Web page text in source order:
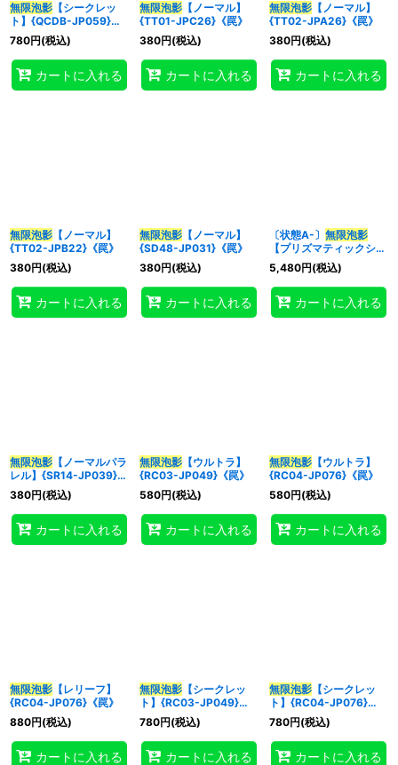
無限泡影 【シークレッ
ト】{QCDB-JP059}
《罠》
780円(税込)
カートに入れる
無限泡影【ノーマル】
{TT01-JPC26}《罠》
380円(税込)
カートに入れる
無限泡影【ノーマル】
{TT02-JPA26}《罠》
380円(税込)
カートに入れる
無限泡影 【ノーマル】
{TT02-JPB22}《罠》
380円(税込)
カートに入れる
無限泡影【ノーマル】
{SD48-JP031}《罠》
380円(税込)
カートに入れる
〔状態A-〕 無限泡影
【プリズマティックシー
クレット】{STSP-
JP010}《罠》
5,480円(税込)
カートに入れる
無限泡影 【ノーマルパラ
レル】{SR14-JP039}
《罠》
380円(税込)
カートに入れる
無限泡影【ウルトラ】
{RC03-JP049}《罠》
580円(税込)
カートに入れる
無限泡影【ウルトラ】
{RC04-JP076}《罠》
580円(税込)
カートに入れる
無限泡影 【レリーフ】
{RC04-JP076}《罠》
880円(税込)
カートに入れる
無限泡影【シークレッ
ト】{RC03-JP049}
《罠》
780円(税込)
カートに入れる
無限泡影【シークレッ
ト】{RC04-JP076}
《罠》
780円(税込)
カートに入れる